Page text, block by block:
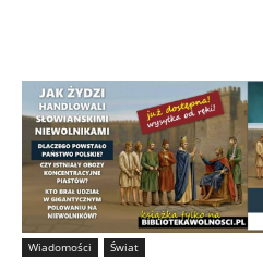
Wiadomości Świat